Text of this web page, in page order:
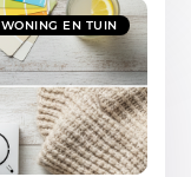
WONING EN TUIN